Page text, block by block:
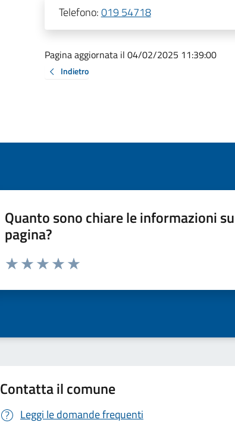
Telefono:019 54718
Pagina aggiornata il 04/02/2025 11:39:00
Indietro
Quanto sono chiare le informazioni
pagina?
Valuta da 1 a 5 stelle la pagina
Contatta il comune
Leggi le domande frequenti